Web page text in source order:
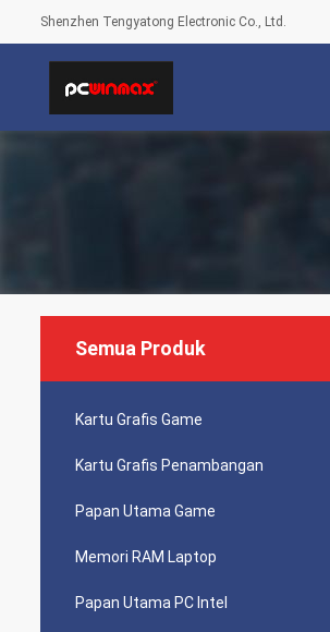
Shenzhen Tengyatong Electronic Co., Ltd.
Semua Produk
Kartu Grafis Game
Kartu Grafis Penambangan
Papan Utama Game
Memori RAM Laptop
Papan Utama PC Intel